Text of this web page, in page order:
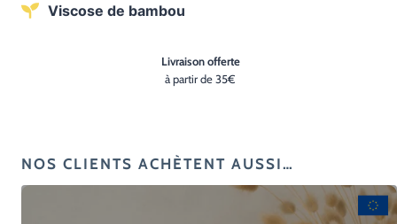
bambou
Viscose de bambou
Livraison offerte
à partir de 35€
NOS CLIENTS ACHÈTENT AUSSI…